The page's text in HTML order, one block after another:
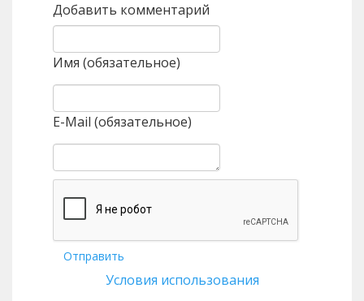
Добавить комментарий
Имя (обязательное)
E-Mail (обязательное)
Отправить
Условия использования